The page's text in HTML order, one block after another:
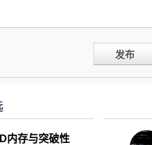
发布
内存与突破性